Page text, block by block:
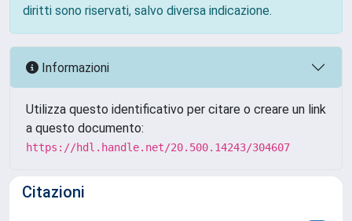
diritti sono riservati, salvo diversa indicazione.
Informazioni
Utilizza questo identificativo per citare o creare un link
a questo documento:
https://hdl.handle.net/20.500.14243/304607
Citazioni